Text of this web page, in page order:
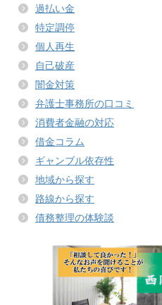
過払い金
特定調停
個人再生
自己破産
闇金対策
弁護士事務所の口コミ
消費者金融の対応
借金コラム
ギャンブル依存性
地域から探す
路線から探す
債務整理の体験談